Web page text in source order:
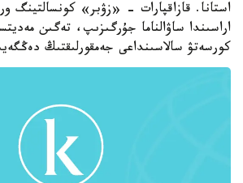
استانا. قازاقپارات - «زۋبر» كونسالتينگ
اراسىندا ساۋالناما جۇرگىزىپ، تەگىن
كورسەتۋ سالاسىنداعى جەمقورلىقتىڭ